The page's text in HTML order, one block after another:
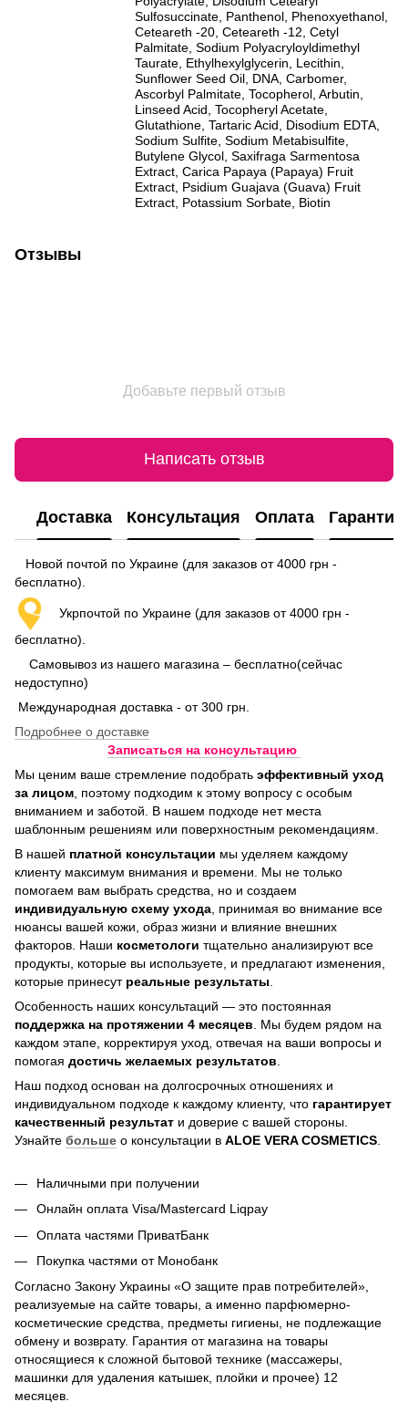
Sulfosuccinate, Panthenol, Phenoxyethanol,
Ceteareth -20, Ceteareth -12, Cetyl
Palmitate, Sodium Polyacryloyldimethyl
Taurate, Ethylhexylglycerin, Lecithin,
Sunflower Seed Oil, DNA, Carbomer,
Ascorbyl Palmitate, Tocopherol, Arbutin,
Linseed Acid, Tocopheryl Acetate,
Glutathione, Tartaric Acid, Disodium EDTA,
Sodium Sulfite, Sodium Metabisulfite,
Butylene Glycol, Saxifraga Sarmentosa
Extract, Carica Papaya (Papaya) Fruit
Extract, Psidium Guajava (Guava) Fruit
Extract, Potassium Sorbate, Biotin
Отзывы
Добавьте первый отзыв
Написать отзыв
Доставка Консультация Оплата Гарантия
Новой почтой по Украине (для заказов от 4000 грн -
бесплатно).
Укрпочтой по Украине (для заказов от 4000 грн -
бесплатно).
Самовывоз из нашего магазина – бесплатно(сейчас
недоступно)
Международная доставка - от 300 грн.
Подробнее о доставке
Записаться на консультацию
Мы ценим ваше стремление подобрать эффективный уход
за лицом , поэтому подходим к этому вопросу с особым
вниманием и заботой. В нашем подходе нет места
шаблонным решениям или поверхностным рекомендациям.
В нашей платной консультации мы уделяем каждому
клиенту максимум внимания и времени. Мы не только
помогаем вам выбрать средства, но и создаем
индивидуальную схему ухода , принимая во внимание все
нюансы вашей кожи, образ жизни и влияние внешних
факторов. Наши косметологи тщательно анализируют все
продукты, которые вы используете, и предлагают изменения,
которые принесут реальные результаты
Особенность наших консультаций — это постоянная
поддержка на протяжении 4 месяцев . Мы будем рядом на
каждом этапе, корректируя уход, отвечая на ваши вопросы и
помогая достичь желаемых результатов
Наш подход основан на долгосрочных отношениях и
индивидуальном подходе к каждому клиенту, что гарантирует
качественный результат и доверие с вашей стороны.
Узнайте больше о консультации в ALOE VERA COSMETICS
Наличными при получении
Онлайн оплата Visa/Mastercard Liqpay
Оплата частями ПриватБанк
Покупка частями от Монобанк
Согласно Закону Украины «О защите прав потребителей»,
реализуемые на сайте товары, а именно парфюмерно-
косметические средства, предметы гигиены, не подлежащие
обмену и возврату. Гарантия от магазина на товары
относящиеся к сложной бытовой технике (массажеры,
машинки для удаления катышек, плойки и прочее) 12
месяцев.